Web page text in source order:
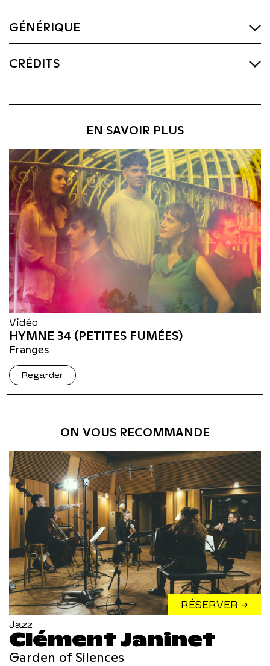
GÉNÉRIQUE
CRÉDITS
EN SAVOIR PLUS
Vidéo
HYMNE 34 (PETITES FUMÉES)
Franges
Regarder
ON VOUS RECOMMANDE
RÉSERVER →
Jazz
Clément Janinet
Garden of Silences